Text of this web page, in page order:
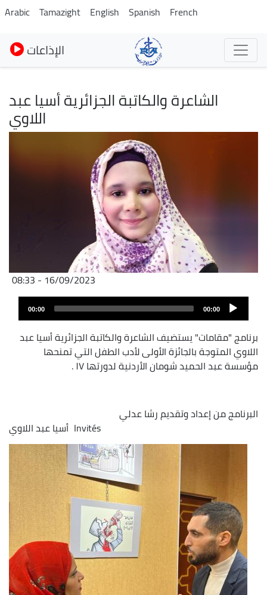
Pasar
al
contenido
principal
Arabic Tamazight English Spanish French
الإذاعات
الشاعرة والكاتبة الجزائرية أسيا عبد
اللاوي
16/09/2023 - 08:33
00:00
00:00
برنامج "مقامات" يستضيف الشاعرة والكاتبة الجزائرية أسيا عبد
اللاوي المتوجة بالجائزة الأولى لأدب الطفل التي تمنحها
مؤسسة عبد الحميد شومان الأردنية لدورتها ١٧ .
البرنامج من إعداد وتقديم رشا عدلي
Invités أسيا عبد اللاوي